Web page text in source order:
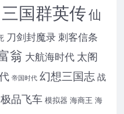
三国群英传仙
刀剑封魔录刺客信条
翁 大航海时代 太阁
帝国时代 幻想三国志 战
极品飞车 模拟器 海商王 海